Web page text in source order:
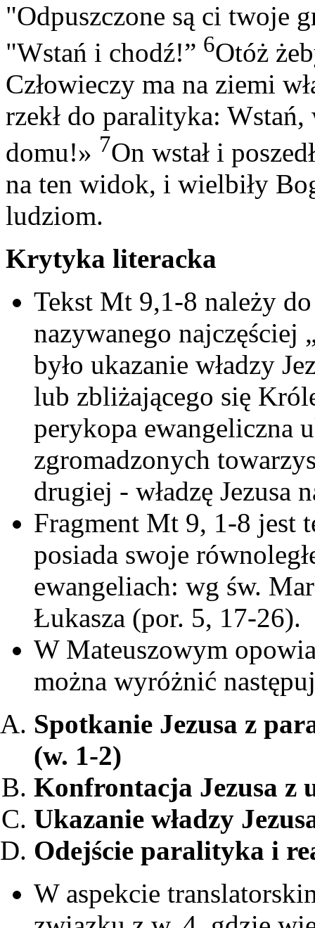
"Odpuszczone są ci twoje
"Wstań i chodź!” 6Otóż
Człowieczy ma na ziemi
rzekł do paralityka:
domu!» 7On wstał i
na ten widok, i wielbiły
ludziom.
Krytyka literacka
Tekst Mt 9,1-8 należy
nazywanego najczęściej
było ukazanie władzy
lub zbliżającego się
perykopa ewangeliczna
zgromadzonych
drugiej - władzę Jezusa
Fragment Mt 9, 1-8 jest
posiada swoje
ewangeliach: wg św.
Łukasza (por. 5, 17-26).
W Mateuszowym
można wyróżnić
Spotkanie Jezusa z
(w. 1-2)
Konfrontacja Jezusa z
Ukazanie władzy
Odejście paralityka i
W aspekcie